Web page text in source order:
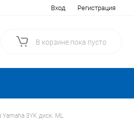
Вход Регистрация
В корзине пока пусто
3YK диск. ML